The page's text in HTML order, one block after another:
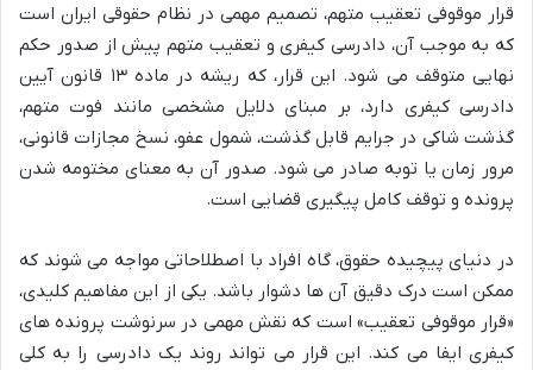
قرار موقوفی تعقیب متهم، تصمیم مهمی در نظام حقوقی ایران است
که به موجب آن، دادرسی کیفری و تعقیب متهم پیش از صدور حکم
نهایی متوقف می شود. این قرار، که ریشه در ماده ۱۳ قانون آیین
دادرسی کیفری دارد، بر مبنای دلایل مشخصی مانند فوت متهم،
گذشت شاکی در جرایم قابل گذشت، شمول عفو، نسخ مجازات قانونی،
مرور زمان یا توبه صادر می شود. صدور آن به معنای مختومه شدن
پرونده و توقف کامل پیگیری قضایی است.
در دنیای پیچیده حقوق، گاه افراد با اصطلاحاتی مواجه می شوند که
ممکن است درک دقیق آن ها دشوار باشد. یکی از این مفاهیم کلیدی،
«قرار موقوفی تعقیب» است که نقش مهمی در سرنوشت پرونده های
کیفری ایفا می کند. این قرار می تواند روند یک دادرسی را به کلی